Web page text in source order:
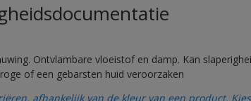
Ontvlambare vloeistof en damp. Kan
of een gebarsten huid veroorzaken
afhankelijk van de kleur van een product.